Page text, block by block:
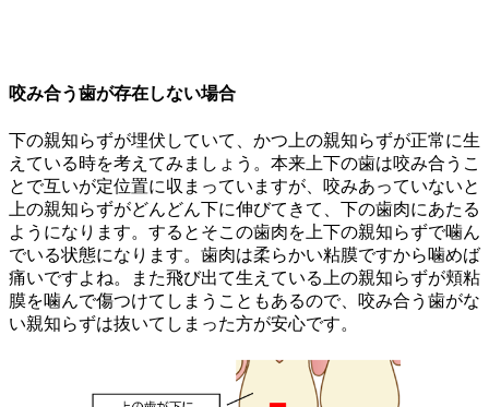
咬み合う歯が存在しない場合
下の親知らずが埋伏していて、かつ上の親知らずが正常に生
えている時を考えてみましょう。本来上下の歯は咬み合うこ
とで互いが定位置に収まっていますが、咬みあっていないと
上の親知らずがどんどん下に伸びてきて、下の歯肉にあたる
ようになります。するとそこの歯肉を上下の親知らずで噛ん
でいる状態になります。歯肉は柔らかい粘膜ですから噛めば
痛いですよね。また飛び出て生えている上の親知らずが頬粘
膜を噛んで傷つけてしまうこともあるので、咬み合う歯がな
い親知らずは抜いてしまった方が安心です。